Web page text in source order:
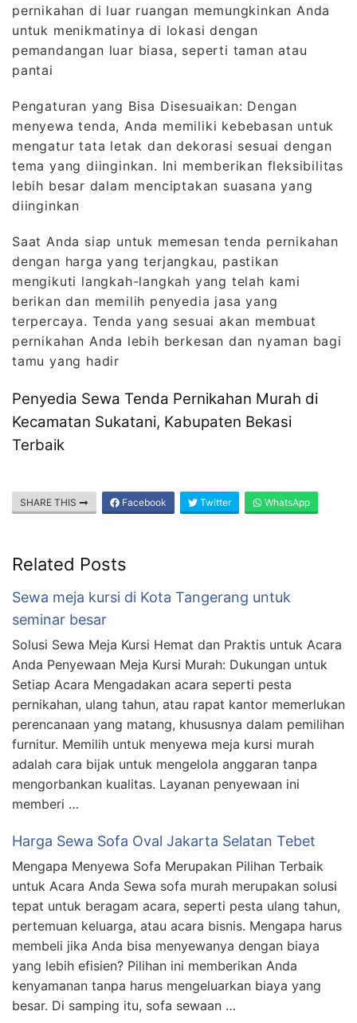
pernikahan di luar ruangan memungkinkan Anda
untuk menikmatinya di lokasi dengan
pemandangan luar biasa, seperti taman atau
pantai
Pengaturan yang Bisa Disesuaikan: Dengan
menyewa tenda, Anda memiliki kebebasan untuk
mengatur tata letak dan dekorasi sesuai dengan
tema yang diinginkan. Ini memberikan fleksibilitas
lebih besar dalam menciptakan suasana yang
diinginkan
Saat Anda siap untuk memesan tenda pernikahan
dengan harga yang terjangkau, pastikan
mengikuti langkah-langkah yang telah kami
berikan dan memilih penyedia jasa yang
terpercaya. Tenda yang sesuai akan membuat
pernikahan Anda lebih berkesan dan nyaman bagi
tamu yang hadir
Penyedia Sewa Tenda Pernikahan Murah di
Kecamatan Sukatani, Kabupaten Bekasi
Terbaik
SHARE THIS Facebook Twitter WhatsApp
Related Posts
Sewa meja kursi di Kota Tangerang untuk
seminar besar
Solusi Sewa Meja Kursi Hemat dan Praktis untuk Acara
Anda Penyewaan Meja Kursi Murah: Dukungan untuk
Setiap Acara Mengadakan acara seperti pesta
pernikahan, ulang tahun, atau rapat kantor memerlukan
perencanaan yang matang, khususnya dalam pemilihan
furnitur. Memilih untuk menyewa meja kursi murah
adalah cara bijak untuk mengelola anggaran tanpa
mengorbankan kualitas. Layanan penyewaan ini
memberi …
Harga Sewa Sofa Oval Jakarta Selatan Tebet
Mengapa Menyewa Sofa Merupakan Pilihan Terbaik
untuk Acara Anda Sewa sofa murah merupakan solusi
tepat untuk beragam acara, seperti pesta ulang tahun,
pertemuan keluarga, atau acara bisnis. Mengapa harus
membeli jika Anda bisa menyewanya dengan biaya
yang lebih efisien? Pilihan ini memberikan Anda
kenyamanan tanpa harus mengeluarkan biaya yang
besar. Di samping itu, sofa sewaan …